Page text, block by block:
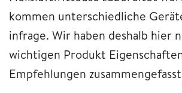
kommen unterschiedliche
infrage. Wir haben deshalb hier
wichtigen Produkt
Empfehlungen